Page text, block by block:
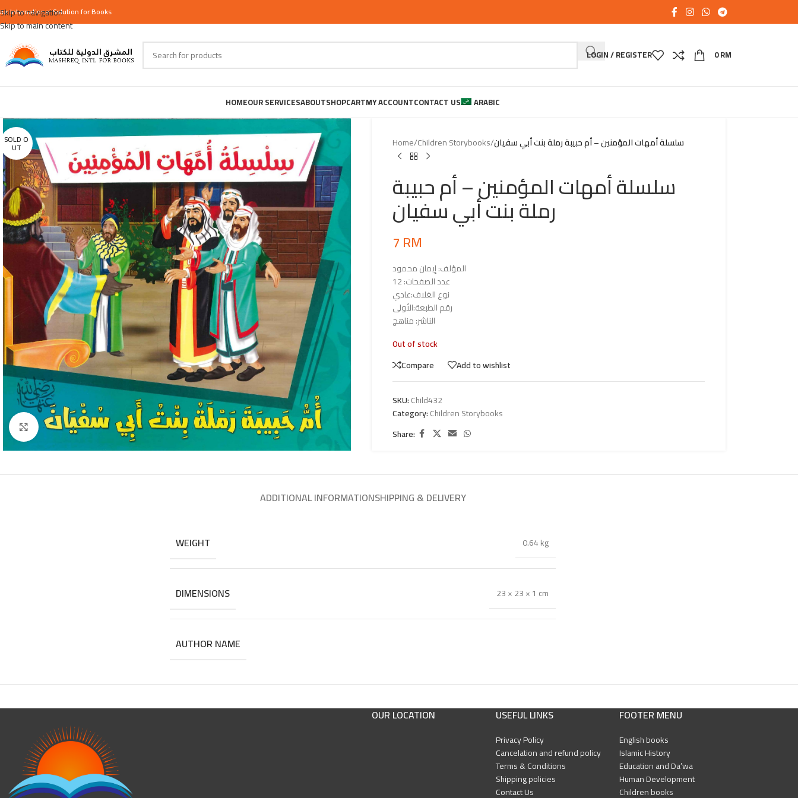
Skip to navigation
Skip to main content
InternationalSolution for Books
LOGIN / REGISTER 0RM
HOMEOUR SERVICESABOUTSHOPCARTMY ACCOUNTCONTACT US ARABIC
SOLD O
UT
Click to enlarge
Home/Children Storybooks/سلسلة أمهات المؤمنين – أم حبيبة رملة بنت أبي سفيان
سلسلة أمهات المؤمنين – أم حبيبة
رملة بنت أبي سفيان
7 RM
المؤلف: إيمان محمود
عدد الصفحات: 12
نوع الغلاف:عادي
رقم الطبعة:الأولى
الناشر: مناهج
Out of stock
Compare
Add to wishlist
SKU:Child432
Category:Children Storybooks
Share:
ADDITIONAL INFORMATIONSHIPPING & DELIVERY
WEIGHT 0.64 kg
DIMENSIONS 23 × 23 × 1 cm
AUTHOR NAME
OUR LOCATION USEFUL LINKS
Privacy Policy
Cancelation and refund policy
Terms & Conditions
Shipping policies
Contact Us
FOOTER MENU
English books
Islamic History
Education and Da’wa
Human Development
Children books